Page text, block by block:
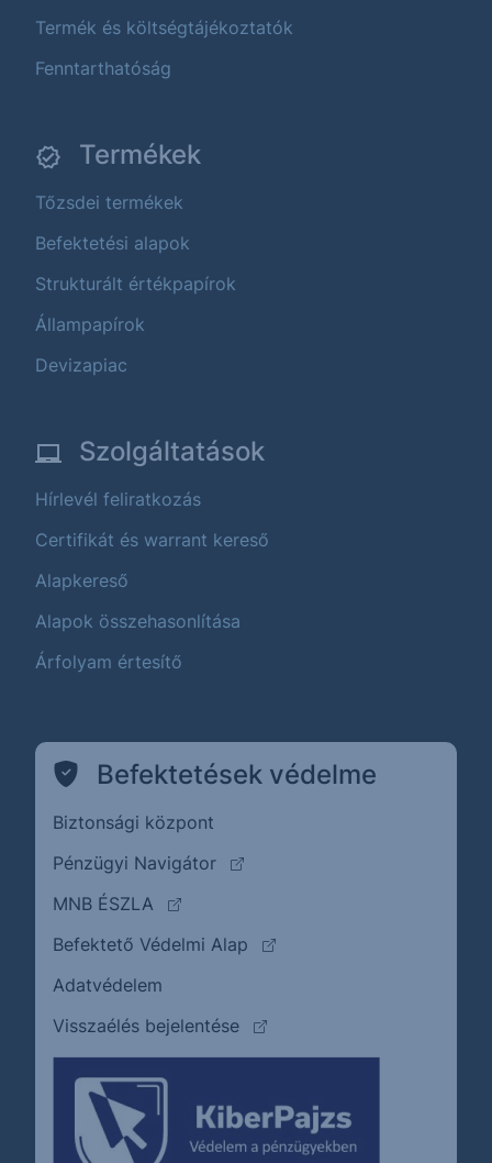
Termék és költségtájékoztatók
Fenntarthatóság
Termékek
Tőzsdei termékek
Befektetési alapok
Strukturált értékpapírok
Állampapírok
Devizapiac
Szolgáltatások
Hírlevél feliratkozás
Certifikát és warrant kereső
Alapkereső
Alapok összehasonlítása
Árfolyam értesítő
Befektetések védelme
Biztonsági központ
Pénzügyi Navigátor
(külső oldalra ugrik)
MNB ÉSZLA
(külső oldalra ugrik)
Befektető Védelmi Alap
(külső oldalra ugrik)
Adatvédelem
Visszaélés bejelentése
(külső oldalra ugrik)